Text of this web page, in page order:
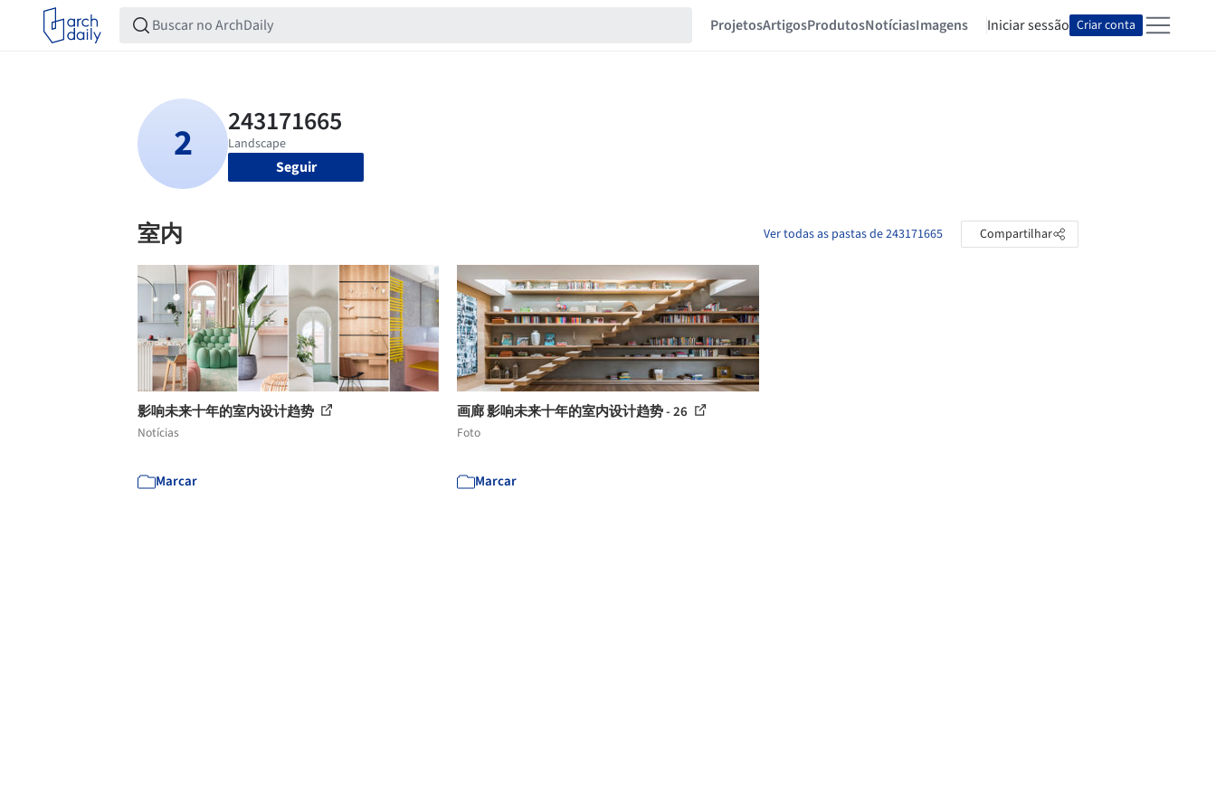
ProjetosArtigosProdutosNotíciasImagens Iniciar sessão Criar conta
Seguir
室内 Ver todas as pastas de 243171665 Compartilhar
影响未来十年的室内设计趋势
Notícias
Marcar
画廊 影响未来十年的室内设计趋势 - 26
Foto
Marcar